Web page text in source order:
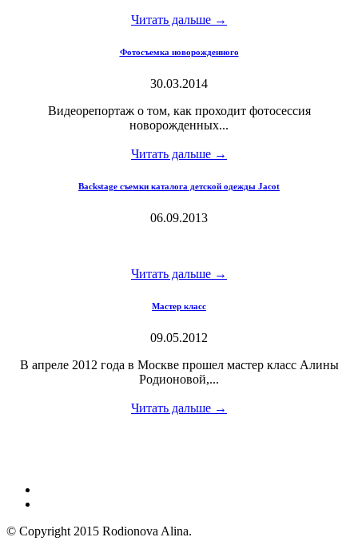
Читать дальше →
Фотосъемка новорожденного
30.03.2014
Видеорепортаж о том, как проходит фотосессия
новорожденных...
Читать дальше →
Backstage съемки каталога детской одежды Jacot
06.09.2013
Читать дальше →
Мастер класс
09.05.2012
В апреле 2012 года в Москве прошел мастер класс Алины
Родионовой,...
Читать дальше →
© Copyright 2015 Rodionova Alina.